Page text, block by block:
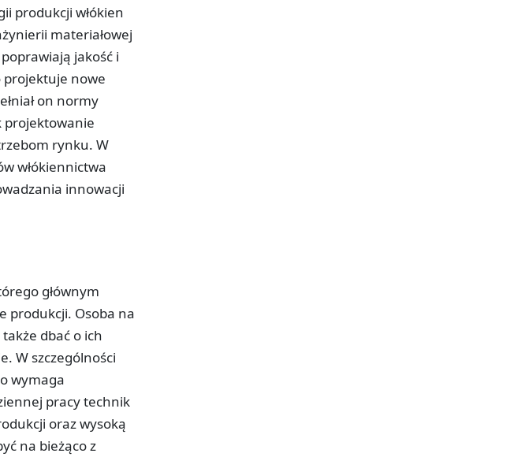
produkcji włókien
materiałowej
jakość i
projektuje nowe
on normy
projektowanie
rynku. W
włókiennictwa
innowacji
głównym
produkcji. Osoba na
dbać o ich
W szczególności
wymaga
pracy technik
oraz wysoką
na bieżąco z